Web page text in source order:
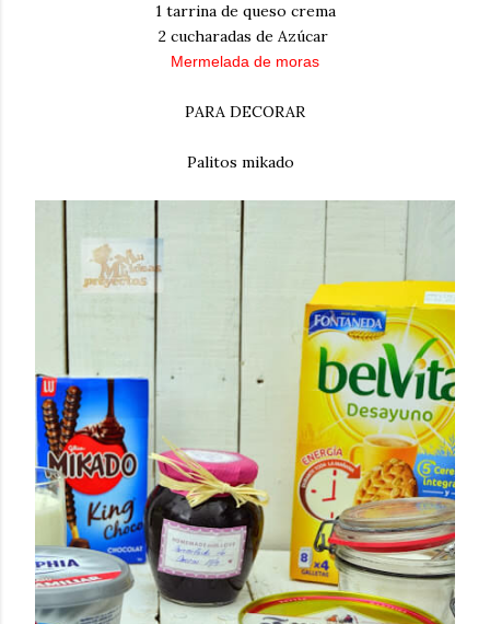
1 tarrina de queso crema
2 cucharadas de Azúcar
Mermelada de moras
PARA DECORAR
Palitos mikado